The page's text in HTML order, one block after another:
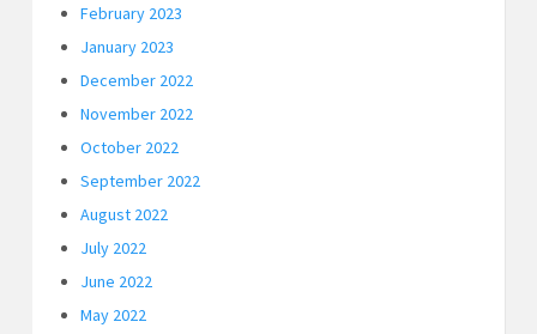
February 2023
January 2023
December 2022
November 2022
October 2022
September 2022
August 2022
July 2022
June 2022
May 2022